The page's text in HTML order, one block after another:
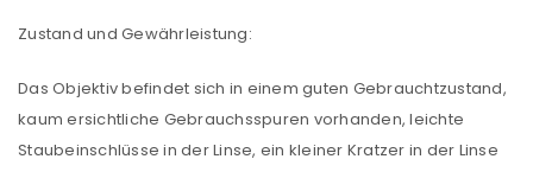
Zustand und Gewährleistung:
Das Objektiv befindet sich in einem guten Gebrauchtzustand,
kaum ersichtliche Gebrauchsspuren vorhanden, leichte
Staubeinschlüsse in der Linse, ein kleiner Kratzer in der Linse